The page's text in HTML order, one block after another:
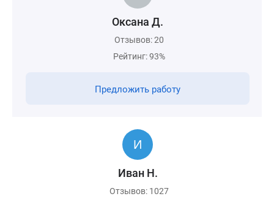
Оксана Д.
Отзывов: 20
Рейтинг: 93%
Предложить работу
Иван Н.
Отзывов: 1027